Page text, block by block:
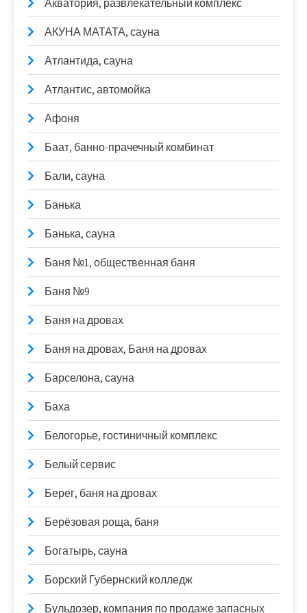
Акватория, развлекательный комплекс
АКУНА МАТАТА, сауна
Атлантида, сауна
Атлантис, автомойка
Афоня
Баат, банно-прачечный комбинат
Бали, сауна
Банька
Банька, сауна
Баня №1, общественная баня
Баня №9
Баня на дровах
Баня на дровах, Баня на дровах
Барселона, сауна
Баха
Белогорье, гостиничный комплекс
Белый сервис
Берег, баня на дровах
Берёзовая роща, баня
Богатырь, сауна
Борский Губернский колледж
Бульдозер, компания по продаже запасных